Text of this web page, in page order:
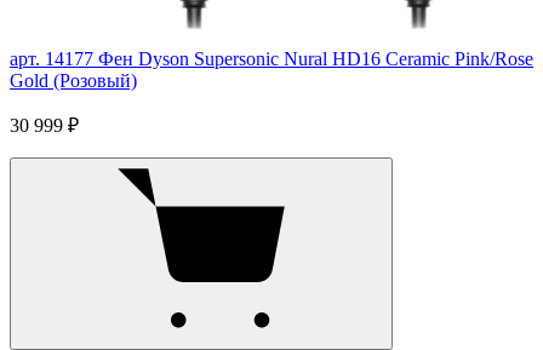
арт. 14177 Фен Dyson Supersonic Nural HD16 Ceramic Pink/Rose
Gold (Розовый)
30 999 ₽